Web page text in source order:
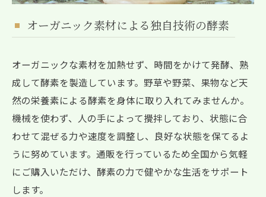
オーガニック素材による独自技術の酵素
オーガニックな素材を加熱せず、時間をかけて発酵、熟
成して酵素を製造しています。野草や野菜、果物など天
然の栄養素による酵素を身体に取り入れてみませんか。
機械を使わず、人の手によって攪拌しており、状態に合
わせて混ぜる力や速度を調整し、良好な状態を保てるよ
うに努めています。通販を行っているため全国から気軽
にご購入いただけ、酵素の力で健やかな生活をサポート
します。